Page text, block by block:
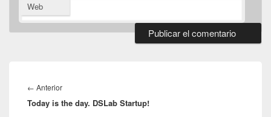
Web
de
entradas
← AnteriorEntrada
anterior:
Today is the day. DSLab Startup!